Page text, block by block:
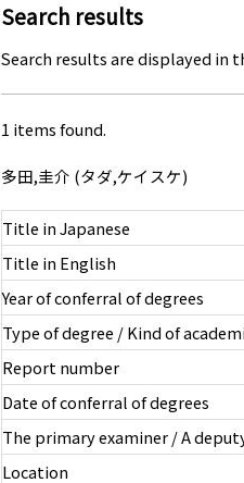
Search results
Search results are displayed in
1 items found.
多田,圭介 (タダ,ケイスケ)
Title in Japanese
Title in English
Year of conferral of degrees
Type of degree / Kind of
Report number
Date of conferral of degrees
The primary examiner / A
Location